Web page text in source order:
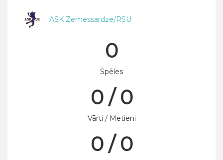
ASK Zemessardze/RSU
0
Spēles
0 / 0
Vārti / Metieni
0 / 0